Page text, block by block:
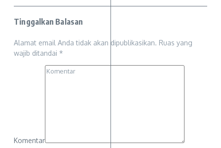
Tinggalkan Balasan
Alamat email Anda tidak akan dipublikasikan. Ruas yang
wajib ditandai *
Komentar